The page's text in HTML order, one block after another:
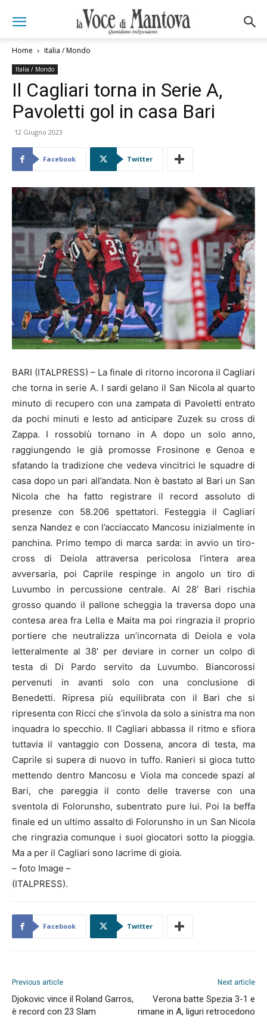
Home Italia / Mondo
Italia / Mondo
Il Cagliari torna in Serie A,
Pavoletti gol in casa Bari
12 Giugno 2023
Facebook Twitter
BARI (ITALPRESS) – La finale di ritorno incorona il Cagliari
che torna in serie A. I sardi gelano il San Nicola al quarto
minuto di recupero con una zampata di Pavoletti entrato
da pochi minuti e lesto ad anticipare Zuzek su cross di
Zappa. I rossoblù tornano in A dopo un solo anno,
raggiungendo le già promosse Frosinone e Genoa e
sfatando la tradizione che vedeva vincitrici le squadre di
casa dopo un pari all’andata. Non è bastato al Bari un San
Nicola che ha fatto registrare il record assoluto di
presenze con 58.206 spettatori. Festeggia il Cagliari
senza Nandez e con l’acciaccato Mancosu inizialmente in
panchina. Primo tempo di marca sarda: in avvio un tiro-
cross di Deiola attraversa pericolosa l’intera area
avversaria, poi Caprile respinge in angolo un tiro di
Luvumbo in percussione centrale. Al 28′ Bari rischia
grosso quando il pallone scheggia la traversa dopo una
contesa area fra Lella e Maita ma poi ringrazia il proprio
portiere che neutralizza un’incornata di Deiola e vola
letteralmente al 38′ per deviare in corner un colpo di
testa di Di Pardo servito da Luvumbo. Biancorossi
pervenuti in avanti solo con una conclusione di
Benedetti. Ripresa più equilibrata con il Bari che si
ripresenta con Ricci che s’invola da solo a sinistra ma non
inquadra lo specchio. Il Cagliari abbassa il ritmo e sfiora
tuttavia il vantaggio con Dossena, ancora di testa, ma
Caprile si supera di nuovo in tuffo. Ranieri si gioca tutto
mettendo dentro Mancosu e Viola ma concede spazi al
Bari, che pareggia il conto delle traverse con una
sventola di Folorunsho, subentrato pure lui. Poi la beffa
finale ed un ultimo assalto di Folorunsho in un San Nicola
che ringrazia comunque i suoi giocatori sotto la pioggia.
Ma a per il Cagliari sono lacrime di gioia.
– foto Image –
(ITALPRESS).
Facebook Twitter
Previous article
Djokovic vince il Roland Garros,
è record con 23 Slam
Next article
Verona batte Spezia 3-1 e
rimane in A, liguri retrocedono